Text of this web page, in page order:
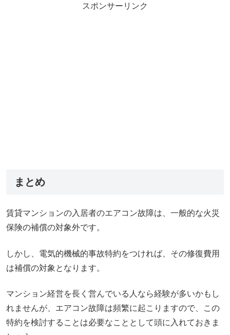
スポンサーリンク
まとめ
賃貸マンションの入居者のエアコン故障は、一般的な火災
保険の補償の対象外です。
しかし、電気的機械的事故特約をつければ、その修復費用
は補償の対象となります。
マンション経営を長く営んでいる人なら経験が多いかもし
れませんが、エアコン故障は頻繁に起こりますので、この
特約を検討することは必要なこととして頭に入れておきま